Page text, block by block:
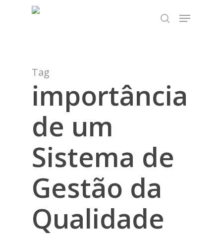
TEST89838
search
Menu
Tag
importância
de um
Sistema de
Gestão da
Qualidade